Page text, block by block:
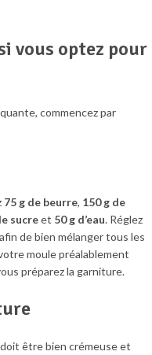
vous optez pour
commencez par
75 g de beurre, 150 g de
sucreet 50 g d’eau. Réglez
afin de bien mélanger tous les
moule préalablement
préparez la garniture.
être bien crémeuse et